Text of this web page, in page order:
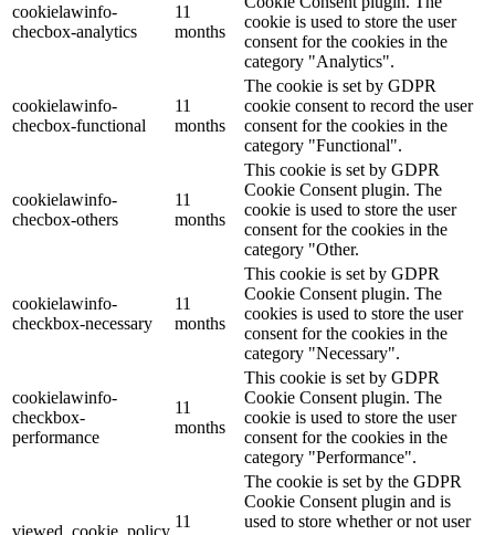
cookielawinfo-
checbox-analytics
11
months
cookie is used to store the user
consent for the cookies in the
category "Analytics".
cookielawinfo-
checbox-functional
11
months
The cookie is set by GDPR
cookie consent to record the user
consent for the cookies in the
category "Functional".
cookielawinfo-
checbox-others
11
months
This cookie is set by GDPR
Cookie Consent plugin. The
cookie is used to store the user
consent for the cookies in the
category "Other.
cookielawinfo-
checkbox-necessary
11
months
This cookie is set by GDPR
Cookie Consent plugin. The
cookies is used to store the user
consent for the cookies in the
category "Necessary".
cookielawinfo-
checkbox-
performance
11
months
This cookie is set by GDPR
Cookie Consent plugin. The
cookie is used to store the user
consent for the cookies in the
category "Performance".
viewed_cookie_policy
11
The cookie is set by the GDPR
Cookie Consent plugin and is
used to store whether or not user